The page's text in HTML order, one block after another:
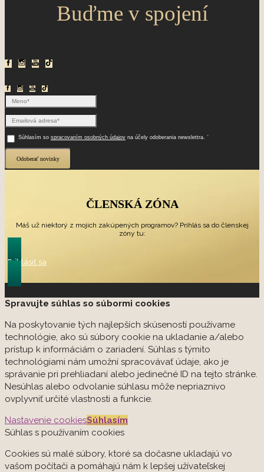
Buďme v spojení
Súhlasím so spracovaním osobných údajov na účely odoberania newslettra. *
Odoberať novinky
ČLENSKÁ ZÓNA
Máš už niektorý z mojich zakúpených programov? Prihlás sa do členskej
zóny tu:
Prihlásiť sa
Spravujte súhlas so súbormi cookies
Na poskytovanie tých najlepších skúseností používame
technológie, ako sú súbory cookie na ukladanie a/alebo
prístup k informáciám o zariadení. Súhlas s týmito
technológiami nám umožní spracovávať údaje, ako je
správanie pri prehliadaní alebo jedinečné ID na tejto stránke.
Nesúhlas alebo odvolanie súhlasu môže nepriaznivo
ovplyvniť určité vlastnosti a funkcie.
Nastavenie cookiesSúhlasím
Súhlas s používaním cookies
Cookies sú malé súbory, ktoré sa dočasne ukladajú vo
vašom počítači a pomáhajú nám k lepšej užívateľskej